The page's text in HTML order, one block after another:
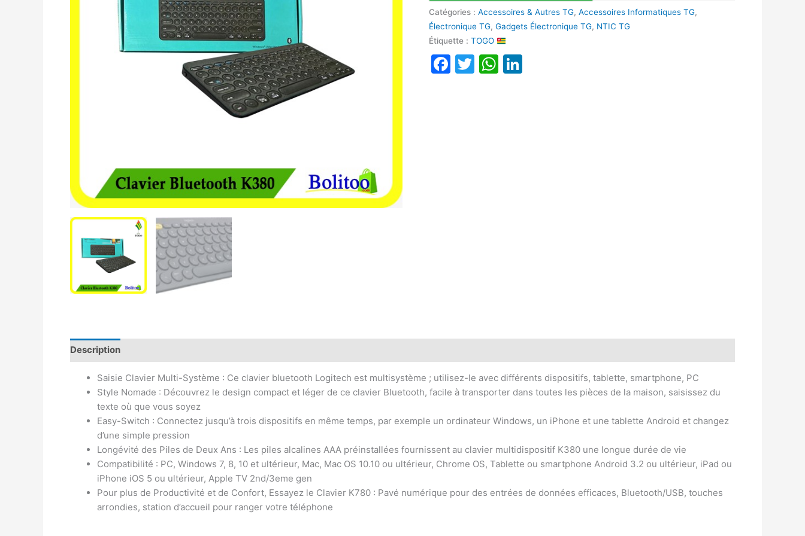
Catégories :Accessoires & Autres TG,Accessoires Informatiques TG,
Électronique TG,Gadgets Électronique TG, NTIC TG
Étiquette :TOGO
Facebook
TwitterWhatsApp
Description
Saisie Clavier Multi-Système : Ce clavier bluetooth Logitech est multisystème ; utilisez-le avec différents dispositifs, tablette, smartphone, PC
Style Nomade : Découvrez le design compact et léger de ce clavier Bluetooth, facile à transporter dans toutes les pièces de la maison, saisissez du
texte où que vous soyez
Easy-Switch : Connectez jusqu’à trois dispositifs en même temps, par exemple un ordinateur Windows, un iPhone et une tablette Android et changez
d’une simple pression
Longévité des Piles de Deux Ans : Les piles alcalines AAA préinstallées fournissent au clavier multidispositif K380 une longue durée de vie
Compatibilité : PC, Windows 7, 8, 10 et ultérieur, Mac, Mac OS 10.10 ou ultérieur, Chrome OS, Tablette ou smartphone Android 3.2 ou ultérieur, iPad ou
iPhone iOS 5 ou ultérieur, Apple TV 2nd/3eme gen
Pour plus de Productivité et de Confort, Essayez le Clavier K780 : Pavé numérique pour des entrées de données efficaces, Bluetooth/USB, touches
arrondies, station d’accueil pour ranger votre téléphone